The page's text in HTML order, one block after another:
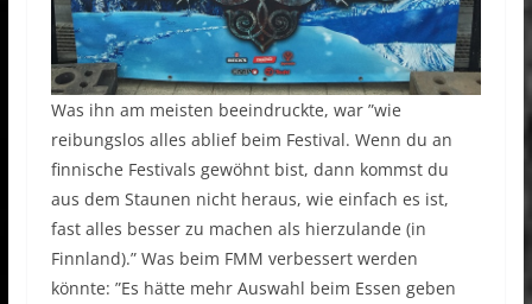
Was ihn am meisten beeindruckte, war ”wie
reibungslos alles ablief beim Festival. Wenn du an
finnische Festivals gewöhnt bist, dann kommst du
aus dem Staunen nicht heraus, wie einfach es ist,
fast alles besser zu machen als hierzulande (in
Finnland).” Was beim FMM verbessert werden
könnte: ”Es hätte mehr Auswahl beim Essen geben